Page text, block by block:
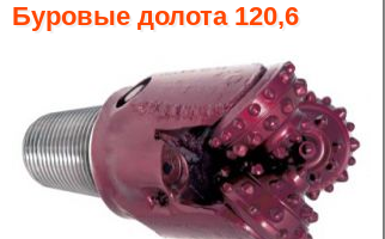
Буровые долота 120,6